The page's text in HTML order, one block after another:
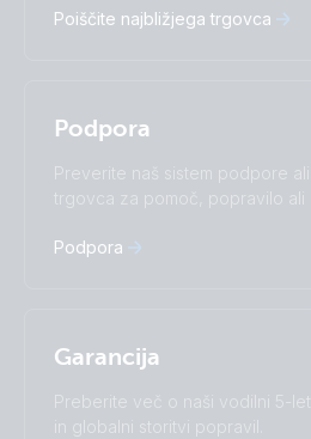
Español
Română
Türkçe
Русский
Poiščite najbližjega trgovca
Podpora
Preverite naš sistem podpore
trgovca za pomoč, popravilo ali
Podpora
Garancija
Preberite več o naši vodilni 5-
in globalni storitvi popravil.